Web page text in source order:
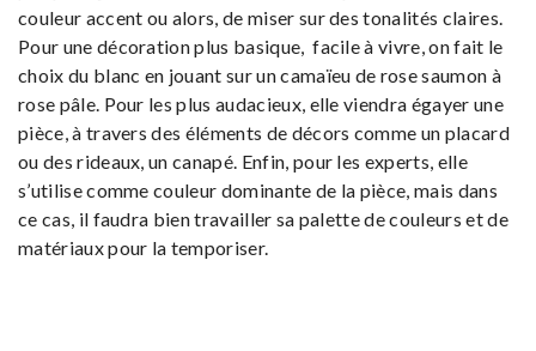
couleur accent ou alors, de miser sur des tonalités claires.
Pour une décoration plus basique, facile à vivre, on fait le
choix du blanc en jouant sur un camaïeu de rose saumon à
rose pâle. Pour les plus audacieux, elle viendra égayer une
pièce, à travers des éléments de décors comme un placard
ou des rideaux, un canapé. Enfin, pour les experts, elle
s’utilise comme couleur dominante de la pièce, mais dans
ce cas, il faudra bien travailler sa palette de couleurs et de
matériaux pour la temporiser.